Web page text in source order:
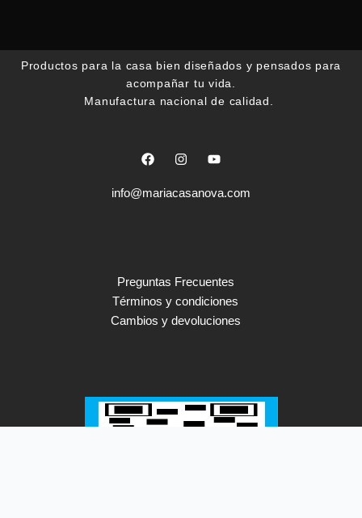
Productos para la casa bien diseñados y pensados para
acompañar tu vida.
Manufactura nacional de calidad.
F
a
e
I
n
t
Y
o
t
info@mariacasanova.com
Preguntas Frecuentes
Términos y condiciones
Cambios y devoluciones